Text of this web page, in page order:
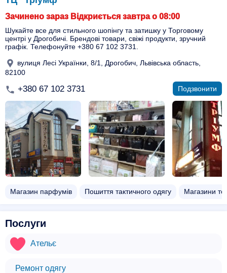
Зачинено зараз Відкриється завтра о 08:00
Шукайте все для стильного шопінгу та затишку у Торговому
центрі у Дрогобичі. Брендові товари, свіжі продукти, зручний
графік. Телефонуйте +380 67 102 3731.
вулиця Лесі Українки, 8/1, Дрогобич, Львівська область,
82100
+380 67 102 3731 Подзвонити
Магазин парфумів Пошиття тактичного одягу Магазини
Послуги
Ательє
Ремонт одягу